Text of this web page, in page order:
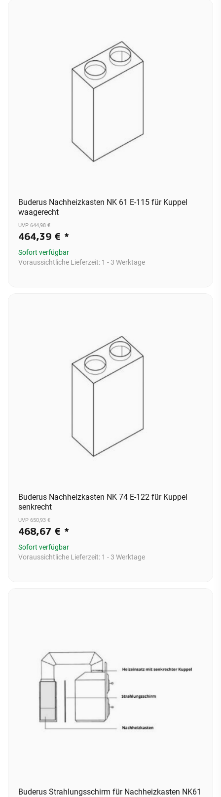
Buderus Nachheizkasten NK 61 E-115 für Kuppel
waagerecht
UVP 644,98 €
464,39 € *
Sofort verfügbar
Voraussichtliche Lieferzeit: 1 - 3 Werktage
Buderus Nachheizkasten NK 74 E-122 für Kuppel
senkrecht
UVP 650,93 €
468,67 € *
Sofort verfügbar
Voraussichtliche Lieferzeit: 1 - 3 Werktage
Buderus Strahlungsschirm für Nachheizkasten NK61